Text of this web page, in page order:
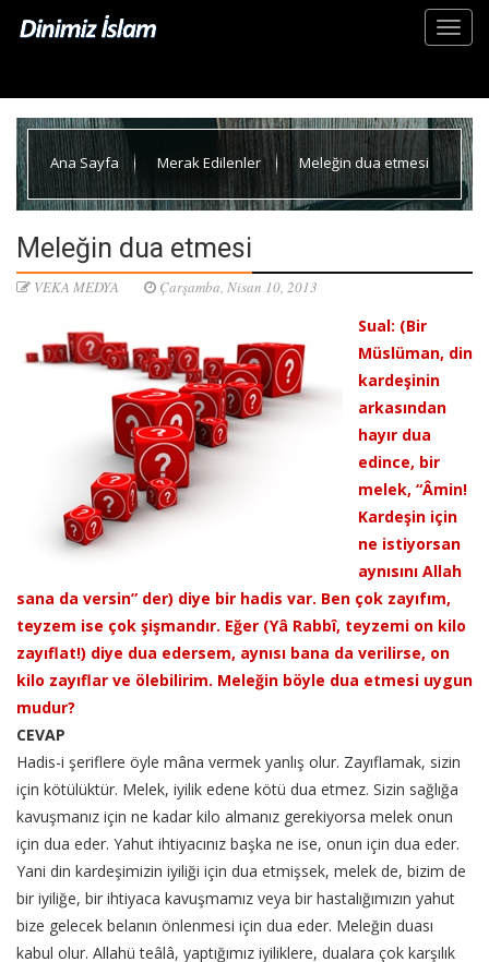
Ana Sayfa Merak Edilenler Meleğin dua etmesi
Meleğin dua etmesi
VEKA MEDYA Çarşamba, Nisan 10, 2013
Sual: (Bir
Müslüman, din
kardeşinin
arkasından
hayır dua
edince, bir
melek, “Âmin!
Kardeşin için
ne istiyorsan
aynısını Allah
sana da versin” der) diye bir hadis var. Ben çok zayıfım,
teyzem ise çok şişmandır. Eğer (Yâ Rabbî, teyzemi on kilo
zayıflat!) diye dua edersem, aynısı bana da verilirse, on
kilo zayıflar ve ölebilirim. Meleğin böyle dua etmesi uygun
mudur?
CEVAP
Hadis-i şeriflere öyle mâna vermek yanlış olur. Zayıflamak, sizin
için kötülüktür. Melek, iyilik edene kötü dua etmez. Sizin sağlığa
kavuşmanız için ne kadar kilo almanız gerekiyorsa melek onun
için dua eder. Yahut ihtiyacınız başka ne ise, onun için dua eder.
Yani din kardeşimizin iyiliği için dua etmişsek, melek de, bizim de
bir iyiliğe, bir ihtiyaca kavuşmamız veya bir hastalığımızın yahut
bize gelecek belanın önlenmesi için dua eder. Meleğin duası
kabul olur. Allahü teâlâ, yaptığımız iyiliklere, dualara çok karşılık